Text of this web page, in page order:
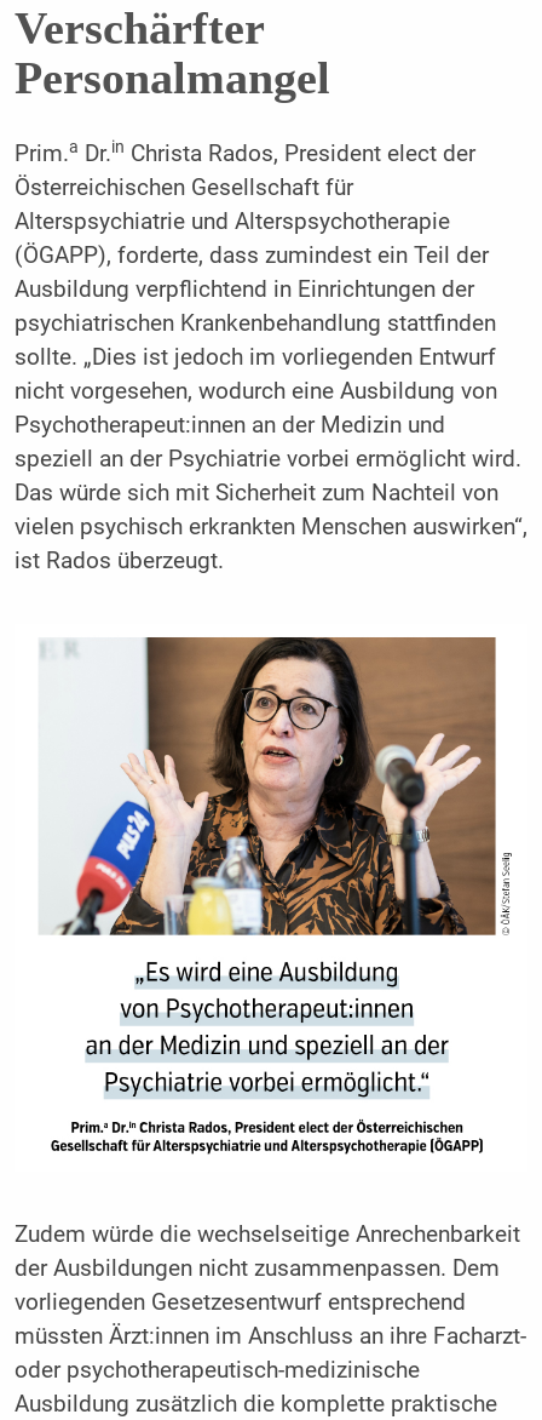
Verschärfter
Personalmangel
Prim.a Dr.in Christa Rados, President elect der
Österreichischen Gesellschaft für
Alterspsychiatrie und Alterspsychotherapie
(ÖGAPP), forderte, dass zumindest ein Teil der
Ausbildung verpflichtend in Einrichtungen der
psychiatrischen Krankenbehandlung stattfinden
sollte. „Dies ist jedoch im vorliegenden Entwurf
nicht vorgesehen, wodurch eine Ausbildung von
Psychotherapeut:innen an der Medizin und
speziell an der Psychiatrie vorbei ermöglicht wird.
Das würde sich mit Sicherheit zum Nachteil von
vielen psychisch erkrankten Menschen auswirken“,
ist Rados überzeugt.
Zudem würde die wechselseitige Anrechenbarkeit
der Ausbildungen nicht zusammenpassen. Dem
vorliegenden Gesetzesentwurf entsprechend
müssten Ärzt:innen im Anschluss an ihre Facharzt-
oder psychotherapeutisch-medizinische
Ausbildung zusätzlich die komplette praktische